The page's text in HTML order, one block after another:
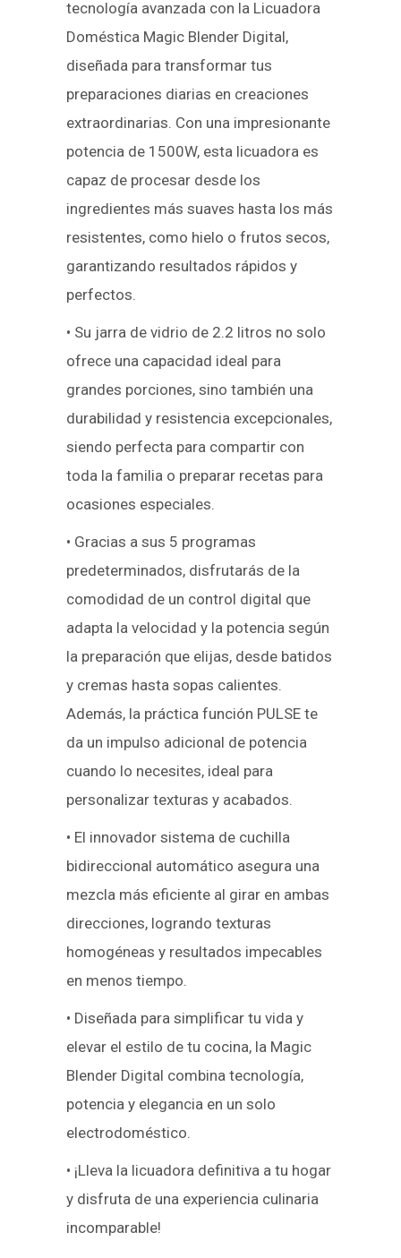
tecnología avanzada con la Licuadora
Doméstica Magic Blender Digital,
diseñada para transformar tus
preparaciones diarias en creaciones
extraordinarias. Con una impresionante
potencia de 1500W, esta licuadora es
capaz de procesar desde los
ingredientes más suaves hasta los más
resistentes, como hielo o frutos secos,
garantizando resultados rápidos y
perfectos.
• Su jarra de vidrio de 2.2 litros no solo
ofrece una capacidad ideal para
grandes porciones, sino también una
durabilidad y resistencia excepcionales,
siendo perfecta para compartir con
toda la familia o preparar recetas para
ocasiones especiales.
• Gracias a sus 5 programas
predeterminados, disfrutarás de la
comodidad de un control digital que
adapta la velocidad y la potencia según
la preparación que elijas, desde batidos
y cremas hasta sopas calientes.
Además, la práctica función PULSE te
da un impulso adicional de potencia
cuando lo necesites, ideal para
personalizar texturas y acabados.
• El innovador sistema de cuchilla
bidireccional automático asegura una
mezcla más eficiente al girar en ambas
direcciones, logrando texturas
homogéneas y resultados impecables
en menos tiempo.
• Diseñada para simplificar tu vida y
elevar el estilo de tu cocina, la Magic
Blender Digital combina tecnología,
potencia y elegancia en un solo
electrodoméstico.
• ¡Lleva la licuadora definitiva a tu hogar
y disfruta de una experiencia culinaria
incomparable!